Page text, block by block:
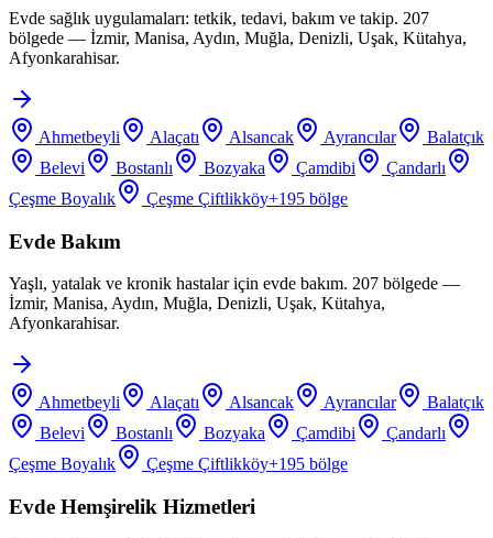
Evde sağlık uygulamaları: tetkik, tedavi, bakım ve takip. 207
bölgede — İzmir, Manisa, Aydın, Muğla, Denizli, Uşak, Kütahya,
Afyonkarahisar.
Ahmetbeyli Alaçatı Alsancak Ayrancılar
Balatçık
Belevi
Bostanlı Bozyaka Çamdibi
Çandarlı
Çeşme Boyalık
Çeşme Çiftlikköy+195 bölge
Evde Bakım
Yaşlı, yatalak ve kronik hastalar için evde bakım. 207 bölgede —
İzmir, Manisa, Aydın, Muğla, Denizli, Uşak, Kütahya,
Afyonkarahisar.
Ahmetbeyli Alaçatı Alsancak Ayrancılar
Balatçık
Belevi
Bostanlı Bozyaka Çamdibi
Çandarlı
Çeşme Boyalık
Çeşme Çiftlikköy+195 bölge
Evde Hemşirelik Hizmetleri